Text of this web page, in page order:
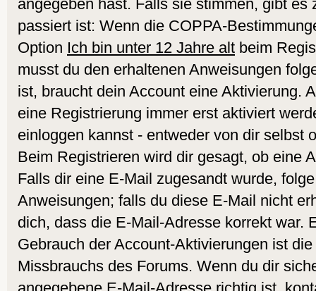
angegeben hast. Falls sie stimmen, gibt es
passiert ist: Wenn die COPPA-
Option Ich bin unter 12 Jahre alt beim
musst du den erhaltenen Anweisungen
ist, braucht dein Account eine Aktivierung.
eine Registrierung immer erst aktiviert
einloggen kannst - entweder von dir selbst
Beim Registrieren wird dir gesagt, ob eine
Falls dir eine E-Mail zugesandt wurde,
Anweisungen; falls du diese E-Mail nicht
dich, dass die E-Mail-Adresse korrekt war.
Gebrauch der Account-Aktivierungen ist
Missbrauchs des Forums. Wenn du dir